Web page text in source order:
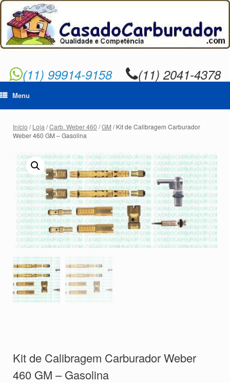
Skip
content
(11) 99914-9158 (11) 2041-4378
Menu
Início /Loja /Carb. Weber 460 /GM / Kit de Calibragem Carburador
Weber 460 GM – Gasolina
Kit de Calibragem Carburador Weber
460 GM – Gasolina